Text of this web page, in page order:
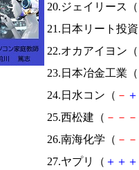
20.ジェイリース（
21.日本リート投
22.オカアイヨン（
23.日本冶金工業（
24.日水コン（ － ＋
25.西松建（ － － －
26.南海化学（ － －
27.ヤプリ（ ＋ ＋ ＋